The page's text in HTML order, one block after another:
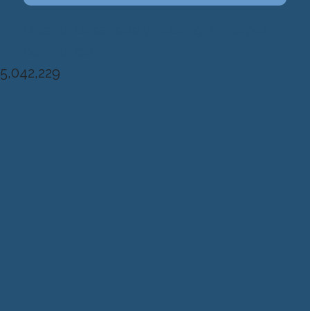
5,042,229